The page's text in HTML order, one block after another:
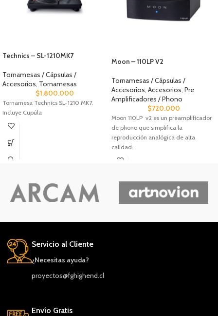
Technics – SL-1210MK7
Tornamesas / Cápsulas /
Accesorios Tornamesas
$1.800.000
Tornamesa Technics SL-1210 MK7.
Incluye Cupúla
Moon – 110LP V2
Tornamesas / Cápsulas /
Accesorios, Accesorios, Pre
Amplificadores / Phono
$720.000
Moon 110LP v2 es un preamplificador
de phono que simplifica la
reproducción analógica de alta
calidad.
Servicio al Cliente
¿Necesitas ayuda?
proyectos@fghighend.cl
Envío Gratis